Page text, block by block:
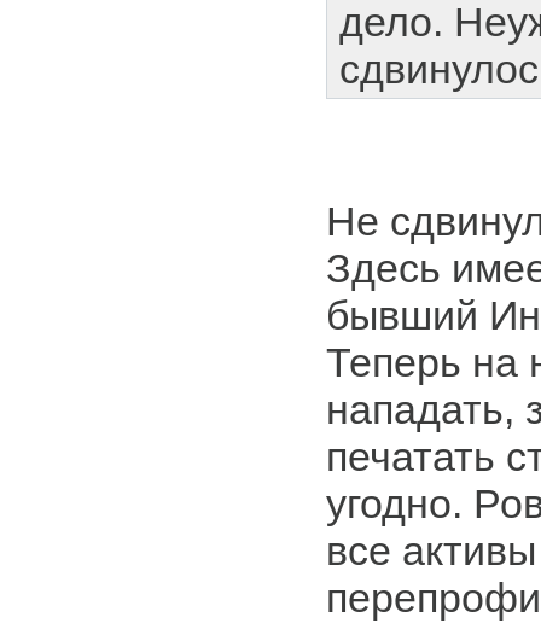
дело.
Не
Здесь
бывший
Теперь на
нападать,
печатать
угодно.
все